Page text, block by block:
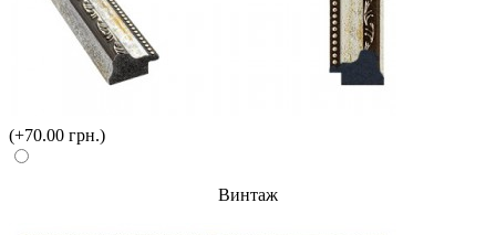
(+70.00 грн.)
Винтаж